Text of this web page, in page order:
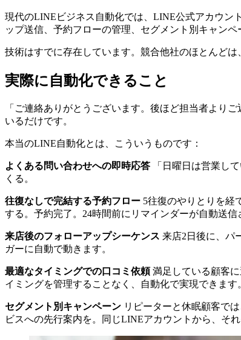
現代のLINEビジネス自動化では、LINE公式アカウン
ップ送信、予約フローの管理、セグメント別キャンペ
技術はすでに存在しています。競合他社のほとんどは
実際に自動化できること
「ご連絡ありがとうございます。後ほど担当者より
いるだけです。
本当のLINE自動化とは、こういうものです：
よくある問い合わせへの即時応答 「日曜日は営業し
くる。
往復なしで完結する予約フロー 5往復のやりとりを経
する。予約完了。24時間前にリマインダーが自動送信
来店後のフォローアップシーケンス 来店2日後に、パ
ガーに自動で動きます。
最適なタイミングでの口コミ依頼満足している顧客に
イミングを管理することなく、自動化で実現できます
セグメント別キャンペーン リピーターと休眠顧客で
ビスへの先行案内を。同じLINEアカウントから、そ